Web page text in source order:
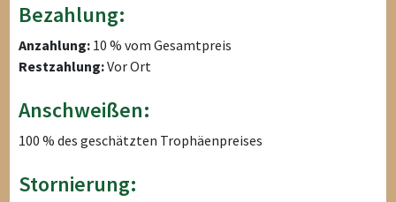
Bezahlung:
Anzahlung: 10 % vom Gesamtpreis
Restzahlung:Vor Ort
Anschweißen:
100 % des geschätzten Trophäenpreises
Stornierung: